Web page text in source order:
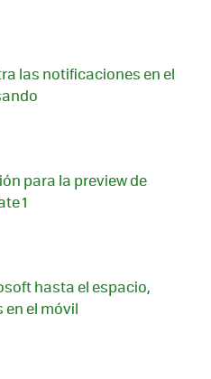
las notificaciones en el
para la preview de
1
hasta el espacio,
el móvil